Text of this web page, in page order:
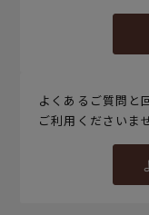
よくあるご質問と
ご利用くださいませ